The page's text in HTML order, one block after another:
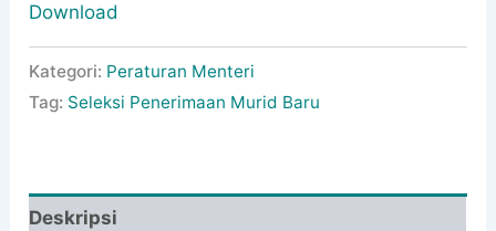
Download
Kategori: Peraturan Menteri
Tag: Seleksi Penerimaan Murid Baru
Deskripsi